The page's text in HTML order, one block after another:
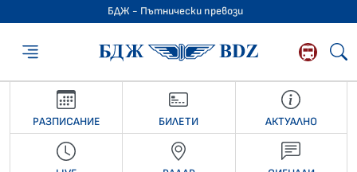
БДЖ - Пътнически превози
БДЖ -
РАЗПИСАНИЕ БИЛЕТИ АКТУАЛНО